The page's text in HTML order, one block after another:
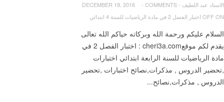
الاستاد عبد اللطيف -
DECEMBER 19, 2016 - COMMENTS
OFFON اختبار الفصل 2 في مادة الرياضيات للسنة 4 ابتدائي
السلام عليكم ورحمة الله وبركاته حياكم الله تعالى
يقدم لكم موقعcheri3a.com : اختبار الفصل 2 في
مادة الرياضيات للسنة الرابعة ابتدائي اختبارات
,تحضير الدروس , مذكرات,نصائح اختبارات ,تحضير
الدروس , مذكرات,نصائح...